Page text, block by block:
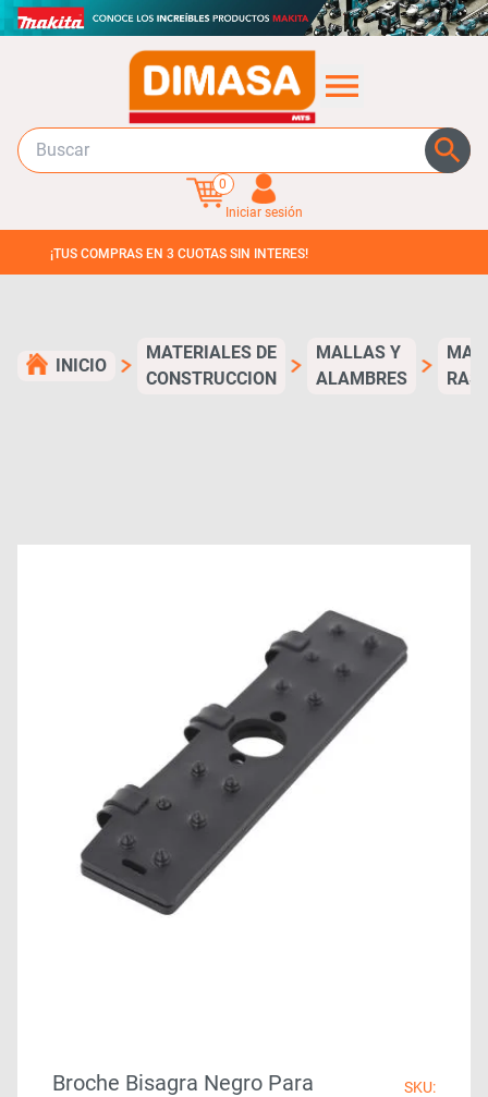
0
Iniciar sesión
COMPRAS EN 3 CUOTAS SIN INTERES!
INICIO
MATERIALES DE
CONSTRUCCION
MALLAS Y
ALAMBRES
Broche Bisagra Negro Para
SKU: